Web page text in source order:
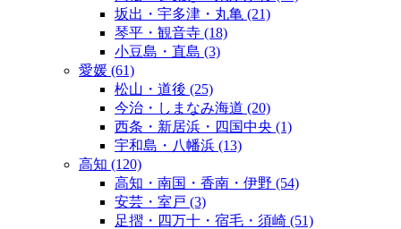
坂出・宇多津・丸亀 (21)
琴平・観音寺 (18)
小豆島・直島 (3)
愛媛 (61)
松山・道後 (25)
今治・しまなみ海道 (20)
西条・新居浜・四国中央 (1)
宇和島・八幡浜 (13)
高知 (120)
高知・南国・香南・伊野 (54)
安芸・室戸 (3)
足摺・四万十・宿毛・須崎 (51)